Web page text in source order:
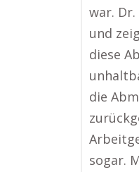
war.
und
diese
die
sogar.